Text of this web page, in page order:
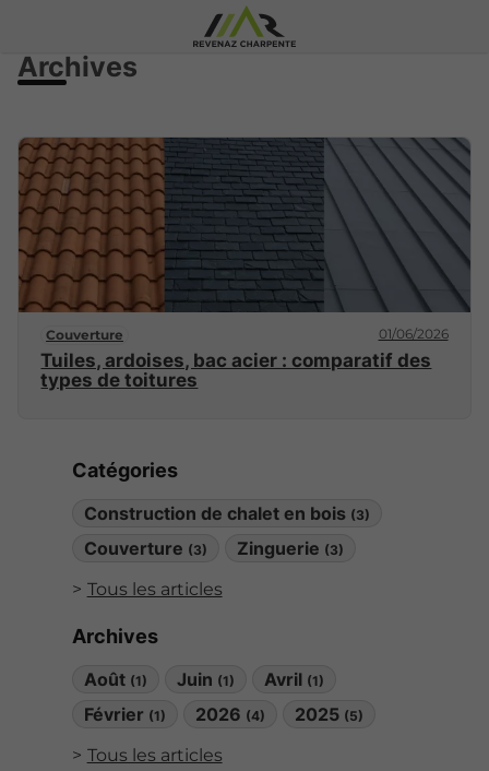
Catégories
Construction de chalet en bois (3)
Couverture (3) Zinguerie (3)
Tous les articles
Archives
Août (1) Juin (1) Avril (1)
Février (1) 2026 (4) 2025 (5)
Tous les articles
Archives
Couverture 01/06/2026
Tuiles, ardoises, bac acier : comparatif des
types de toitures